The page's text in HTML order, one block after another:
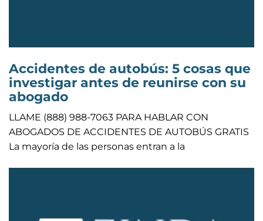
Accidentes de autobús: 5 cosas que
investigar antes de reunirse con su
abogado
LLAME (888) 988-7063 PARA HABLAR CON
ABOGADOS DE ACCIDENTES DE AUTOBÚS GRATIS
La mayoría de las personas entran a la